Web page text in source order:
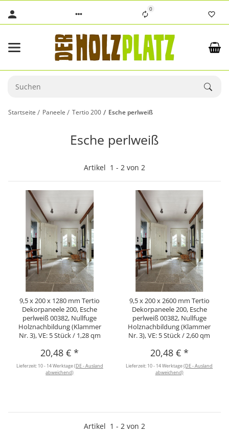
0
Startseite Paneele Tertio 200 Esche perlweiß
Esche perlweiß
Artikel 1 - 2 von 2
9,5 x 200 x 1280 mm Tertio
Dekorpaneele 200, Esche
perlweiß 00382, Nullfuge
Holznachbildung (Klammer
Nr. 3), VE: 5 Stück / 1,28 qm
20,48 €*
Lieferzeit: 10 - 14 Werktage(DE - Ausland
abweichend)
9,5 x 200 x 2600 mm Tertio
Dekorpaneele 200, Esche
perlweiß 00382, Nullfuge
Holznachbildung (Klammer
Nr. 3), VE: 5 Stück / 2,60 qm
20,48 € *
Lieferzeit: 10 - 14 Werktage(DE - Ausland
abweichend)
Artikel 1 - 2 von 2